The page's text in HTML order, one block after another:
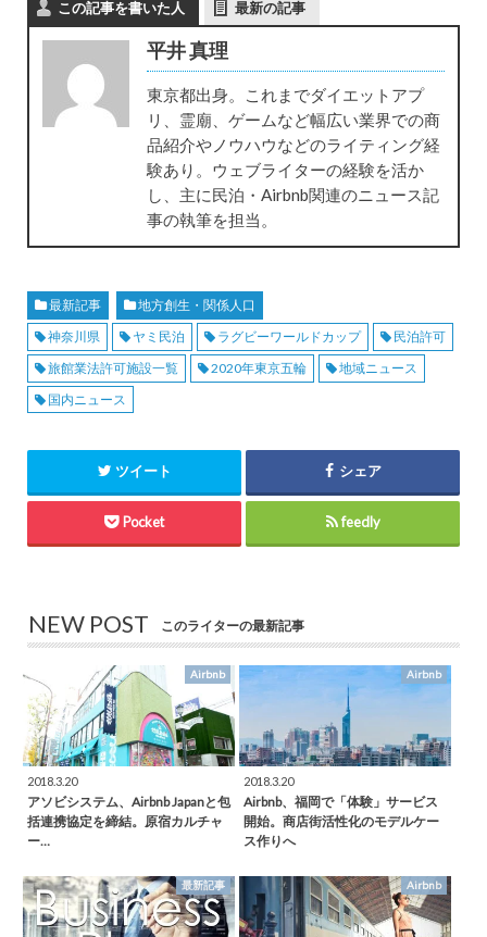
この記事を書いた人 最新の記事
平井 真理
東京都出身。これまでダイエットアプ
リ、霊廟、ゲームなど幅広い業界での商
品紹介やノウハウなどのライティング経
験あり。ウェブライターの経験を活か
し、主に民泊・Airbnb関連のニュース記
事の執筆を担当。
最新記事
地方創生・関係人口
神奈川県
ヤミ民泊 ラグビーワールドカップ
民泊許可
旅館業法許可施設一覧
2020年東京五輪
地域ニュース
国内ニュース
ツイート シェア
Pocket feedly
NEW POST このライターの最新記事
Airbnb
2018.3.20
アソビシステム、Airbnb Japanと包
括連携協定を締結。原宿カルチャ
ー…
Airbnb
2018.3.20
Airbnb、福岡で「体験」サービス
開始。商店街活性化のモデルケー
ス作りへ
最新記事 Airbnb